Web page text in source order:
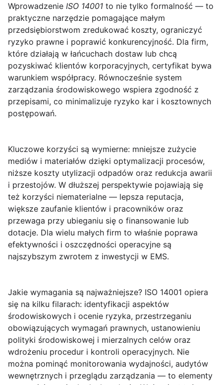
Wprowadzenie ISO 14001 to nie tylko formalność — to
praktyczne narzędzie pomagające małym
przedsiębiorstwom zredukować koszty, ograniczyć
ryzyko prawne i poprawić konkurencyjność. Dla firm,
które działają w łańcuchach dostaw lub chcą
pozyskiwać klientów korporacyjnych, certyfikat bywa
warunkiem współpracy. Równocześnie system
zarządzania środowiskowego wspiera zgodność z
przepisami, co minimalizuje ryzyko kar i kosztownych
postępowań.
Kluczowe korzyści są wymierne: mniejsze zużycie
mediów i materiałów dzięki optymalizacji procesów,
niższe koszty utylizacji odpadów oraz redukcja awarii
i przestojów. W dłuższej perspektywie pojawiają się
też korzyści niematerialne — lepsza reputacja,
większe zaufanie klientów i pracowników oraz
przewaga przy ubieganiu się o finansowanie lub
dotacje. Dla wielu małych firm to właśnie poprawa
efektywności i oszczędności operacyjne są
najszybszym zwrotem z inwestycji w EMS.
Jakie wymagania są najważniejsze? ISO 14001 opiera
się na kilku filarach: identyfikacji aspektów
środowiskowych i ocenie ryzyka, przestrzeganiu
obowiązujących wymagań prawnych, ustanowieniu
polityki środowiskowej i mierzalnych celów oraz
wdrożeniu procedur i kontroli operacyjnych. Nie
można pominąć monitorowania wydajności, audytów
wewnętrznych i przeglądu zarządzania — to elementy